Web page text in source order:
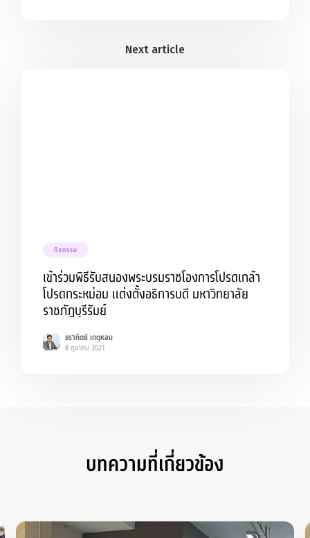
กิจกรรม
เข้าร่วมพิธีรับสนองพระบรมราชโองการโปรดเกล้า
โปรดกระหม่อม แต่งตั้งอธิการบดี มหาวิทยาลัย
ราชภัฏบุรีรัมย์
ธราทิตย์ เกตุหอม
8 ตุลาคม 2021
บทความที่เกี่ยวข้อง